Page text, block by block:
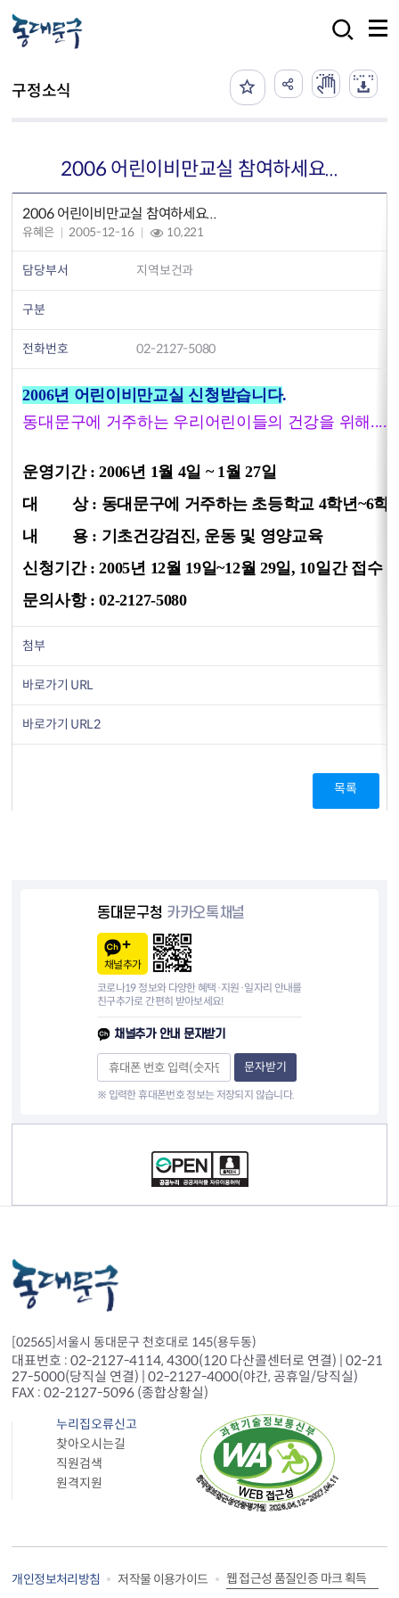
구정소식
2006 어린이비만교실 참여하세요...
2006 어린이비만교실 참여하세요...
유혜은 2005-12-16 10,221
담당부서 지역보건과
구분
전화번호 02-2127-5080
2006년 어린이비만교실 신청받습니다.
동대문구에 거주하는 우리어린이들의 건강을 위해....
운영기간 : 2006년 1월 4일 ~ 1월 27일
대 상 : 동대문구에 거주하는 초등학교 4학년~6학
내 용 : 기초건강검진, 운동 및 영양교육
신청기간 : 2005년 12월 19일~12월 29일, 10일간 접수
문의사항 : 02-2127-5080
첨부
바로가기 URL
바로가기 URL2
목록
동대문구청 카카오톡채널
채널추가
코로나19 정보와 다양한 혜택·지원·일자리 안내를
친구추가로 간편히 받아보세요!
채널추가 안내 문자받기
문자받기
※ 입력한 휴대폰번호 정보는 저장되지 않습니다.
[02565]서울시 동대문구 천호대로 145(용두동)
대표번호 : 02-2127-4114, 4300(120 다산콜센터로 연결) | 02-21
27-5000(당직실 연결) | 02-2127-4000(야간, 공휴일/당직실)
FAX : 02-2127-5096 (종합상황실)
누리집오류신고
찾아오시는길
직원검색
원격지원
개인정보처리방침 저작물 이용가이드 웹 접근성 품질인증 마크 획득